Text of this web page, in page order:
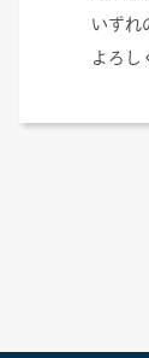
いずれ
よろし